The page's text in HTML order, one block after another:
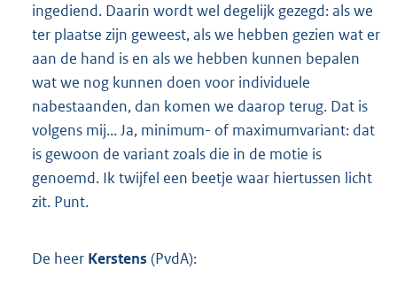
ingediend. Daarin wordt wel degelijk gezegd: als we
ter plaatse zijn geweest, als we hebben gezien wat er
aan de hand is en als we hebben kunnen bepalen
wat we nog kunnen doen voor individuele
nabestaanden, dan komen we daarop terug. Dat is
volgens mij... Ja, minimum- of maximumvariant: dat
is gewoon de variant zoals die in de motie is
genoemd. Ik twijfel een beetje waar hiertussen licht
zit. Punt.
De heer Kerstens (PvdA):